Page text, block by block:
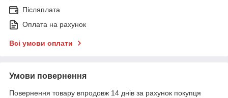
Післяплата
Оплата на рахунок
Всі умови оплати
Умови повернення
Повернення товару впродовж 14 днів за рахунок покупця